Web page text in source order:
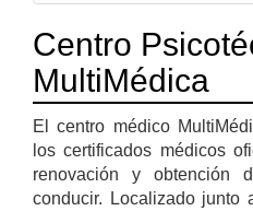
Centro
MultiMédica
El centro médico
los certificados médicos
renovación y obtención
conducir. Localizado junto